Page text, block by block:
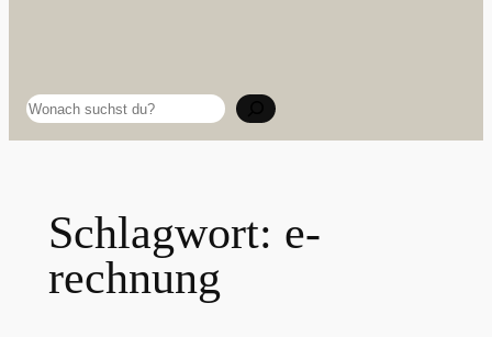
Suchen
Schlagwort: e-
rechnung